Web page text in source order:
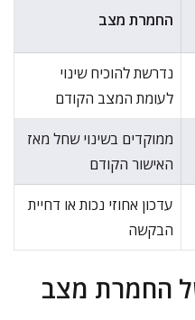
החמרת מצב
נדרשת להוכיח שינוי
לעומת המצב הקודם
ממוקדים בשינוי שחל מאז
האישור הקודם
עדכון אחוזי נכות או דחיית
הבקשה
החמרת מצב